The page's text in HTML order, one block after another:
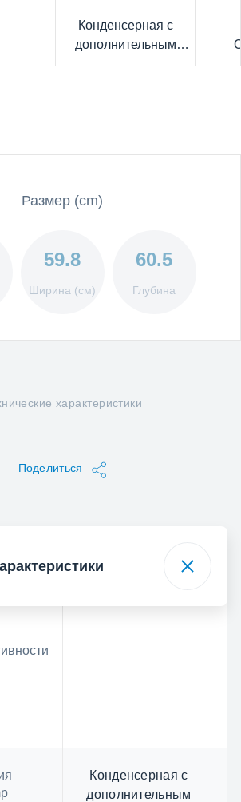
Конденсерная с
дополнительным
электрическим
Размер (cm)
59.8
Ширина (см)
60.5
Глубина
характеристики
Поделиться
Конденсерная с
дополнительным